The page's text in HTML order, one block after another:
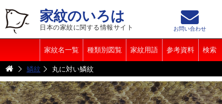
家紋のいろは
日本の家紋に関する情報サイト
家紋名一覧 種類別図覧 家紋用語 参考資料 検索
お問い合わせ
鱗紋 丸に対い鱗紋